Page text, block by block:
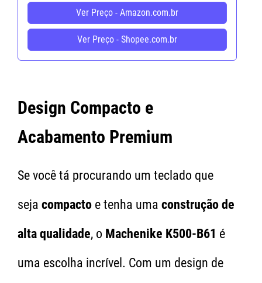
Ver Preço - Amazon.com.br
Ver Preço - Shopee.com.br
Design Compacto e
Acabamento Premium
Se você tá procurando um teclado que
seja compacto e tenha uma construção de
alta qualidade, o Machenike K500-B61 é
uma escolha incrível. Com um design de